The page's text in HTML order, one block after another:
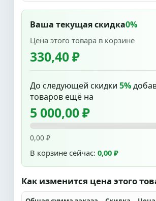
Ваша текущая скидка0%
Цена этого товара в корзине
330,40 ₽
До следующей скидки 5%
товаров ещё на
5 000,00 ₽
0,00 ₽
В корзине сейчас: 0,00 ₽
Как изменится цена этого